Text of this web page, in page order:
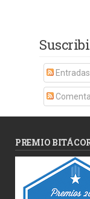
Entradas
PREMIO